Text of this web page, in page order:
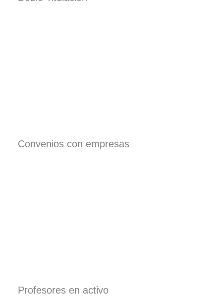
Convenios con empresas
Profesores en activo